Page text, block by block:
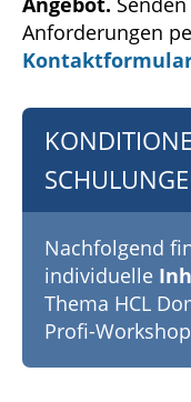
Anforderungen
Nachfolgend
individuelle
Thema HCL
Profi-